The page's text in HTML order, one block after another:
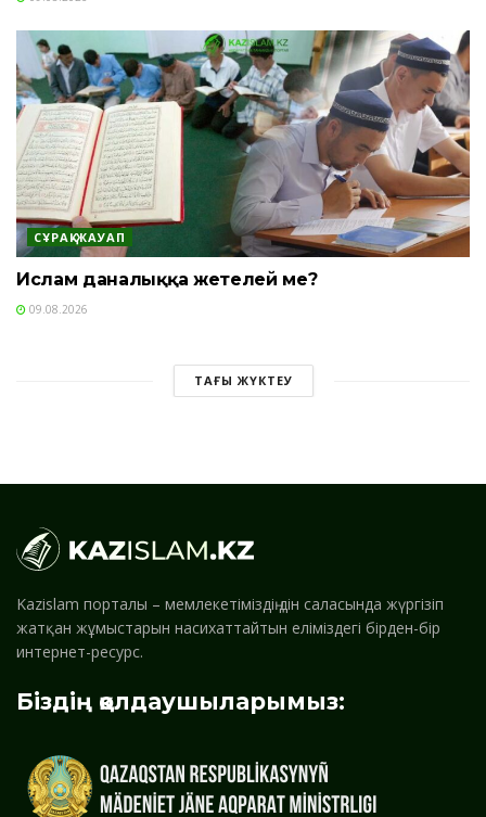
СҰРАҚ-ЖАУАП
Ислам даналыққа жетелей ме?
09.08.2026
ТАҒЫ ЖҮКТЕУ
Kazislam порталы – мемлекетіміздің дін саласында жүргізіп
жатқан жұмыстарын насихаттайтын еліміздегі бірден-бір
интернет-ресурс.
Біздің қолдаушыларымыз: